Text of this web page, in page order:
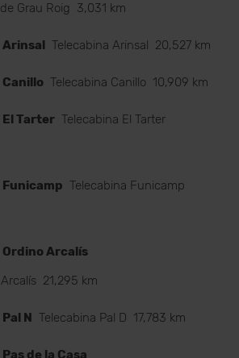
Grau Roig
3,031 km
Arinsal Telecabina Arinsal 20,527 km
Telecabina Canillo 10,909 km
Tarter Telecabina El Tarter
Telecabina Funicamp
Arcalís
21,295 km
N Telecabina Pal D 17,783 km
de la Casa